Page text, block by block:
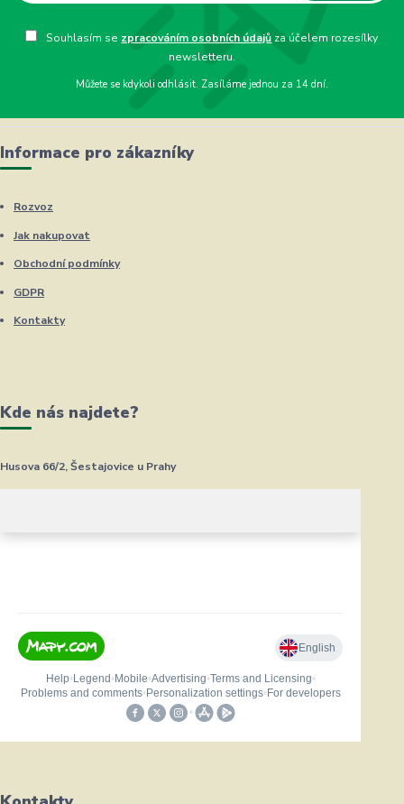
Souhlasím se zpracováním osobních údajů za účelem rozesílky
newsletteru.
Můžete se kdykoli odhlásit. Zasíláme jednou za 14 dní.
Informace pro zákazníky
Rozvoz
Jak nakupovat
Obchodní podmínky
GDPR
Kontakty
Kde nás najdete?
Husova 66/2, Šestajovice u Prahy